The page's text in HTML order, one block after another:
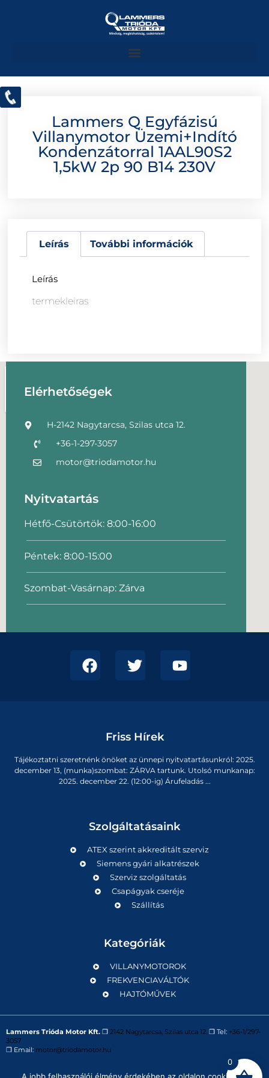
Lammers Q Egyfázisú
Villanymotor Üzemi+indító
Kondenzátorral 1AAL90S2
1,5kW 2p 90 B14 230V
Leírás További információk
Leírás
termekleiras
Elérhetőségek
H-2142 Nagytarcsa, Szilas utca 12.
+36-1-297-3057
motor@triodamotor.hu
Nyitvatartás
Hétfő-Csütörtök: 8:00-16:00
Péntek: 8:00-15:00
Szombat-Vasárnap: Zárva
Friss Hírek
Tájékoztatni szeretnénk önöket az ünnepi nyitvatartásunkról: 2025.
december 13, (munka)szombat: ZÁRVA tartunk. Utolsó munkanap:
2025. december 22. (12:00-ig) Árufeladás ...
Szolgáltatásaink
ATEX szerint akkreditált szerviz
Siemens gyári alkatrészek
Szerviz szolgáltatás
Csapágyak cseréje
Szállítás
Kategóriák
VILLANYMOTOROK
FREKVENCIAVÁLTÓK
HAJTÓMŰVEK
Lammers Trióda Motor Kft. ❒ 2142 Nagytarcsa, Szilas utca 12. ❒ Tel: +36-1/297-
3057
❒ Email: motor@triodamotor.hu
0